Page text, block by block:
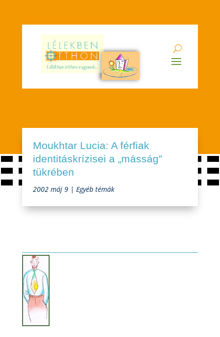
Moukhtar Lucia: A férfiak
identitáskrízisei a „másság”
tükrében
2002 máj 9 |Egyéb témák